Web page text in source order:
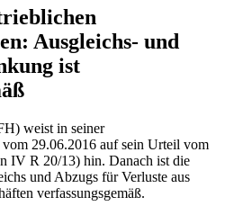
Ausgleichs- und
ist
weist in seiner
29.06.2016 auf sein Urteil vom
IV R 20/13) hin. Danach ist die
und Abzugs für Verluste aus
verfassungsgemäß.